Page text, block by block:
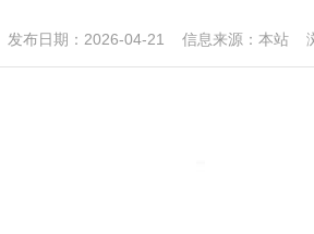
发布日期：2026-04-21 信息来源：本站